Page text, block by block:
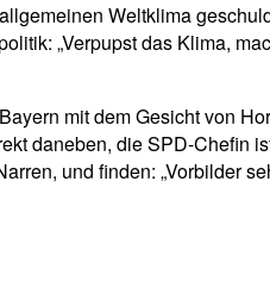
Weltklima
„Verpupst das Klima,
mit dem Gesicht von
daneben, die SPD-Chefin
und finden: „Vorbilder